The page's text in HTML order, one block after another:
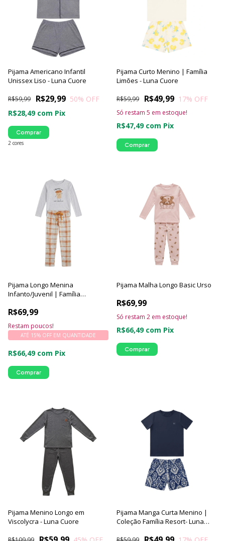
Pijama Americano Infantil
Unissex Liso - Luna Cuore
R$29,99
R$59,99 50% OFF
R$28,49 com Pix
2 cores
Comprar
Pijama Curto Menino | Família
Limões - Luna Cuore
R$49,99
R$59,99 17% OFF
R$47,49 com Pix
Só restam 5 em estoque!
Comprar
Pijama Longo Menina
Infanto/Juvenil | Família
R$69,99
ATÉ 15% OFF EM QUANTIDADE
R$66,49 com Pix
Restam poucos!
Comprar
Pijama Malha Longo Basic Urso
R$69,99
R$66,49 com Pix
Só restam 2 em estoque!
Comprar
Pijama Menino Longo em
Viscolycra - Luna Cuore
Pijama Manga Curta Menino |
Coleção Família Resort- Luna